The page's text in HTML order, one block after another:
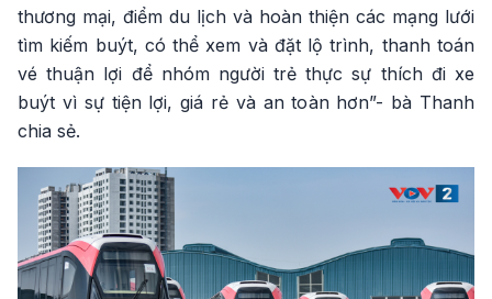
thương mại, điểm du lịch và hoàn thiện các mạng lưới
tìm kiếm buýt, có thể xem và đặt lộ trình, thanh toán
vé thuận lợi để nhóm người trẻ thực sự thích đi xe
buýt vì sự tiện lợi, giá rẻ và an toàn hơn”- bà Thanh
chia sẻ.